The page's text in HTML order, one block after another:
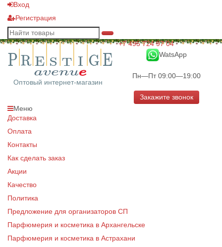
Вход
Регистрация
Оптовый интернет-магазин
+7 495 724 97 04
WatsApp
Пн—Пт 09:00—19:00
Закажите звонок
Меню
Доставка
Оплата
Контакты
Как сделать заказ
Акции
Качество
Политика
Предложение для организаторов СП
Парфюмерия и косметика в Архангельске
Парфюмерия и косметика в Астрахани